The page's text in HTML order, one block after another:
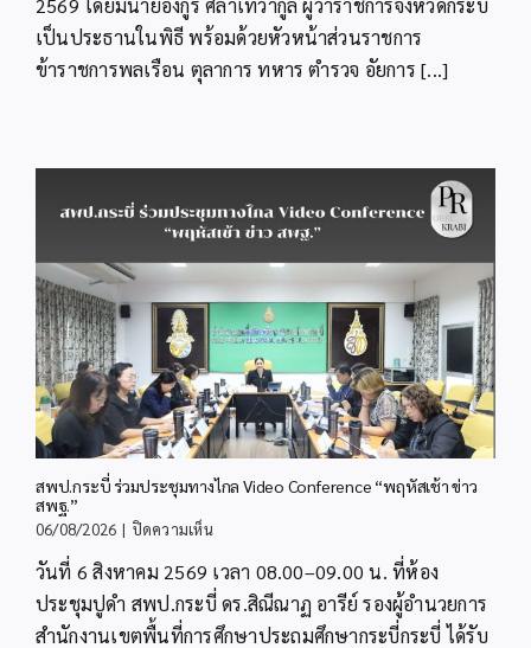
ใน
โอกาส
วัน
2569 โดยมีนายอังกูร ศีลาเทวากูล ผู้ว่าราชการจังหวัดกระบี่
เป็นประธานในพิธี พร้อมด้วยหัวหน้าส่วนราชการ
ข้าราชการพลเรือน ตุลาการ ทหาร ตำรวจ อัยการ [...]
สพป.กระบี่ ร่วมประชุมทางไกล Video Conference “พฤหัสเช้า ข่าว
สพฐ.”
06/08/2026 | ปิดความเห็นบน
ร่วม
ประชุม
ทาง
ไกล
วันที่ 6 สิงหาคม 2569 เวลา 08.00–09.00 น. ที่ห้อง
ประชุมปูดำ สพป.กระบี่ ดร.สิณีณาฏ อารีย์ รองผู้อำนวยการ
สำนักงานเขตพื้นที่การศึกษาประถมศึกษากระบี่กระบี่ ได้รับ